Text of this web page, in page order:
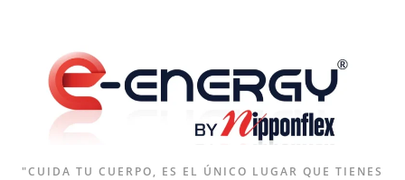
contenido
"CUIDA TU CUERPO, ES EL ÚNICO LUGAR QUE TIENES